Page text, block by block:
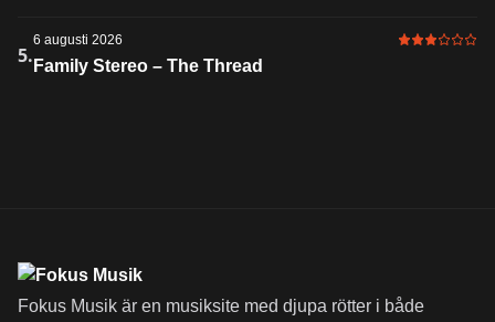
5.
6 augusti 2026 3 av 6 i
Family Stereo – The Thread
Fokus Musik är en musiksite med djupa rötter i både